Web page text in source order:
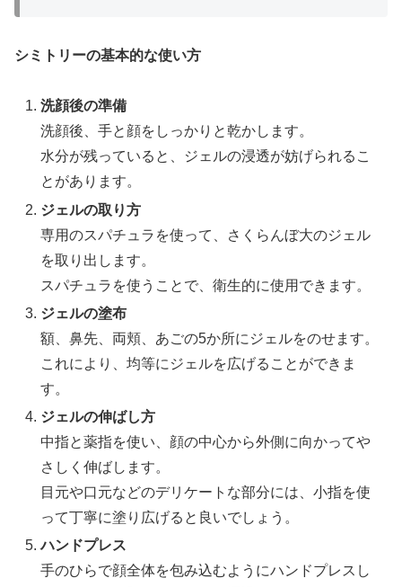
シミトリーの基本的な使い方
洗顔後の準備
洗顔後、手と顔をしっかりと乾かします。
水分が残っていると、ジェルの浸透が妨げられるこ
とがあります。
ジェルの取り方
専用のスパチュラを使って、さくらんぼ大のジェル
を取り出します。
スパチュラを使うことで、衛生的に使用できます。
ジェルの塗布
額、鼻先、両頬、あごの5か所にジェルをのせます。
これにより、均等にジェルを広げることができま
す。
ジェルの伸ばし方
中指と薬指を使い、顔の中心から外側に向かってや
さしく伸ばします。
目元や口元などのデリケートな部分には、小指を使
って丁寧に塗り広げると良いでしょう。
ハンドプレス
手のひらで顔全体を包み込むようにハンドプレスし